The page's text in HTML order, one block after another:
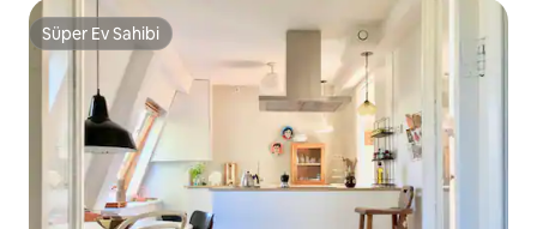
Süper Ev Sahibi
Süper Ev Sahibi